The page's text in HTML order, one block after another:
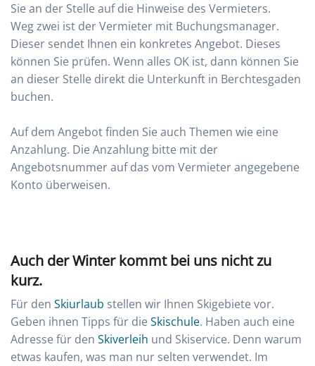
Sie an der Stelle auf die Hinweise des Vermieters.
Weg zwei ist der Vermieter mit Buchungsmanager.
Dieser sendet Ihnen ein konkretes Angebot. Dieses
können Sie prüfen. Wenn alles OK ist, dann können Sie
an dieser Stelle direkt die Unterkunft in Berchtesgaden
buchen.
Auf dem Angebot finden Sie auch Themen wie eine
Anzahlung. Die Anzahlung bitte mit der
Angebotsnummer auf das vom Vermieter angegebene
Konto überweisen.
Auch der Winter kommt bei uns nicht zu
kurz.
Für den Skiurlaub stellen wir Ihnen Skigebiete vor.
Geben ihnen Tipps für die Skischule. Haben auch eine
Adresse für den Skiverleih und Skiservice. Denn warum
etwas kaufen, was man nur selten verwendet. Im